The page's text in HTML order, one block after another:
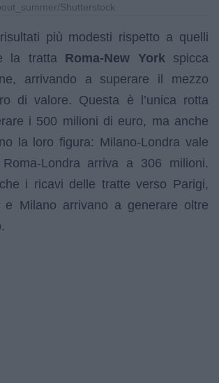
Shutterstock
più modesti rispetto a quelli
la tratta Roma-New York spicca
arrivando a superare il mezzo
di valore. Questa è l’unica rotta
i 500 milioni di euro, ma anche
la loro figura: Milano-Londra vale
Londra arriva a 306 milioni.
i ricavi delle tratte verso Parigi,
e Milano arrivano a generare oltre